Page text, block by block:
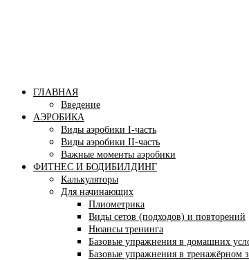
ГЛАВНАЯ
Введение
АЭРОБИКА
Виды аэробики І-часть
Виды аэробики ІІ-часть
Важные моменты аэробики
ФИТНЕС И БОДИБИЛДИНГ
Калькуляторы
Для начинающих
Плиометрика
Виды сетов (подходов) и повторений
Нюансы тренинга
Базовые упражнения в домашних
Базовые упражнения в тренажёрном